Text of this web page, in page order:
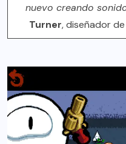
nuevo creando
Turner, diseñador